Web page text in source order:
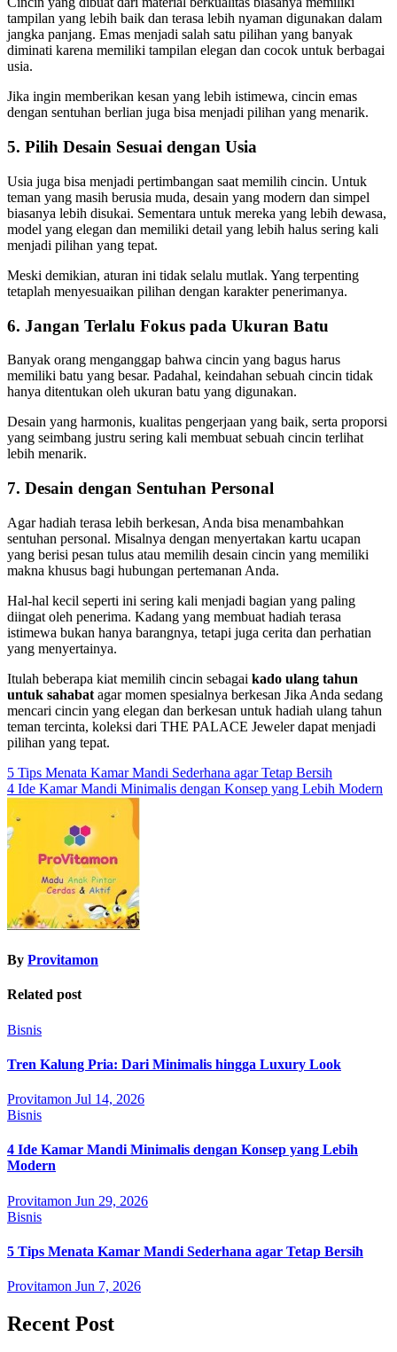
tampilan yang lebih baik dan terasa lebih nyaman digunakan dalam
jangka panjang. Emas menjadi salah satu pilihan yang banyak
diminati karena memiliki tampilan elegan dan cocok untuk berbagai
usia.
Jika ingin memberikan kesan yang lebih istimewa, cincin emas
dengan sentuhan berlian juga bisa menjadi pilihan yang menarik.
5. Pilih Desain Sesuai dengan Usia
Usia juga bisa menjadi pertimbangan saat memilih cincin. Untuk
teman yang masih berusia muda, desain yang modern dan simpel
biasanya lebih disukai. Sementara untuk mereka yang lebih dewasa,
model yang elegan dan memiliki detail yang lebih halus sering kali
menjadi pilihan yang tepat.
Meski demikian, aturan ini tidak selalu mutlak. Yang terpenting
tetaplah menyesuaikan pilihan dengan karakter penerimanya.
6. Jangan Terlalu Fokus pada Ukuran Batu
Banyak orang menganggap bahwa cincin yang bagus harus
memiliki batu yang besar. Padahal, keindahan sebuah cincin tidak
hanya ditentukan oleh ukuran batu yang digunakan.
Desain yang harmonis, kualitas pengerjaan yang baik, serta proporsi
yang seimbang justru sering kali membuat sebuah cincin terlihat
lebih menarik.
7. Desain dengan Sentuhan Personal
Agar hadiah terasa lebih berkesan, Anda bisa menambahkan
sentuhan personal. Misalnya dengan menyertakan kartu ucapan
yang berisi pesan tulus atau memilih desain cincin yang memiliki
makna khusus bagi hubungan pertemanan Anda.
Hal-hal kecil seperti ini sering kali menjadi bagian yang paling
diingat oleh penerima. Kadang yang membuat hadiah terasa
istimewa bukan hanya barangnya, tetapi juga cerita dan perhatian
yang menyertainya.
Itulah beberapa kiat memilih cincin sebagai kado ulang tahun
untuk sahabat agar momen spesialnya berkesan Jika Anda sedang
mencari cincin yang elegan dan berkesan untuk hadiah ulang tahun
teman tercinta, koleksi dari THE PALACE Jeweler dapat menjadi
pilihan yang tepat.
Post
navigation
5 Tips Menata Kamar Mandi Sederhana agar Tetap Bersih
4 Ide Kamar Mandi Minimalis dengan Konsep yang Lebih Modern
By Provitamon
Related post
Bisnis
Tren Kalung Pria: Dari Minimalis hingga Luxury Look
Provitamon Jul 14, 2026
Bisnis
4 Ide Kamar Mandi Minimalis dengan Konsep yang Lebih
Modern
Provitamon Jun 29, 2026
Bisnis
5 Tips Menata Kamar Mandi Sederhana agar Tetap Bersih
Provitamon Jun 7, 2026
Recent Post